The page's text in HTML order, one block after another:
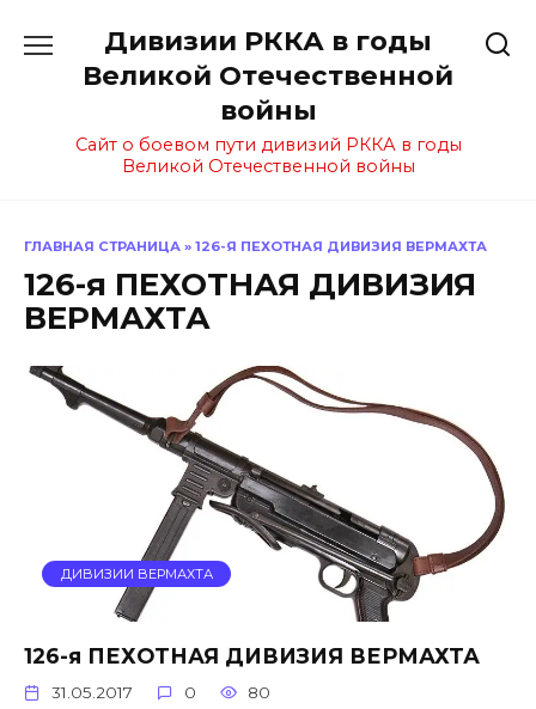
содержанию
Дивизии РККА в годы
Великой Отечественной
войны
Сайт о боевом пути дивизий РККА в годы
Великой Отечественной войны
ГЛАВНАЯ СТРАНИЦА » 126-Я ПЕХОТНАЯ ДИВИЗИЯ ВЕРМАХТА
126-я ПЕХОТНАЯ ДИВИЗИЯ
ВЕРМАХТА
ДИВИЗИИ ВЕРМАХТА
126-я ПЕХОТНАЯ ДИВИЗИЯ ВЕРМАХТА
31.05.2017 0 80